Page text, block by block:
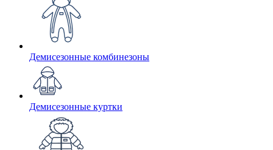
Демисезонные комбинезоны
Демисезонные куртки